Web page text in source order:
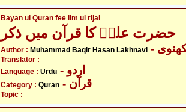
Bayan ul Quran fee ilm ul rijal
حضرت علیؑ کا قرآن میں ذکر
Author : Muhammad Baqir Hasan Lakhnavi
Translator :
Language : Urdu - اردو
Category : Quran - قرآن
Topic :